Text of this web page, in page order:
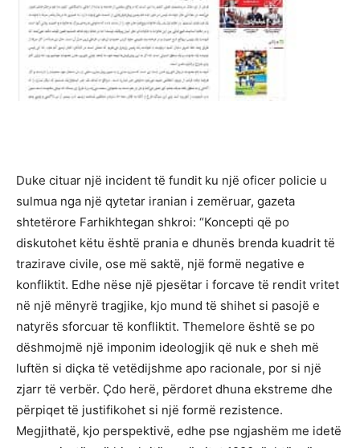
Duke cituar një incident të fundit ku një oficer policie u
sulmua nga një qytetar iranian i zemëruar, gazeta
shtetërore Farhikhtegan shkroi: “Koncepti që po
diskutohet këtu është prania e dhunës brenda kuadrit të
trazirave civile, ose më saktë, një formë negative e
konfliktit. Edhe nëse një pjesëtar i forcave të rendit vritet
në një mënyrë tragjike, kjo mund të shihet si pasojë e
natyrës sforcuar të konfliktit. Themelore është se po
dëshmojmë një imponim ideologjik që nuk e sheh më
luftën si diçka të vetëdijshme apo racionale, por si një
zjarr të verbër. Çdo herë, përdoret dhuna ekstreme dhe
përpiqet të justifikohet si një formë rezistence.
Megjithatë, kjo perspektivë, edhe pse ngjashëm me idetë